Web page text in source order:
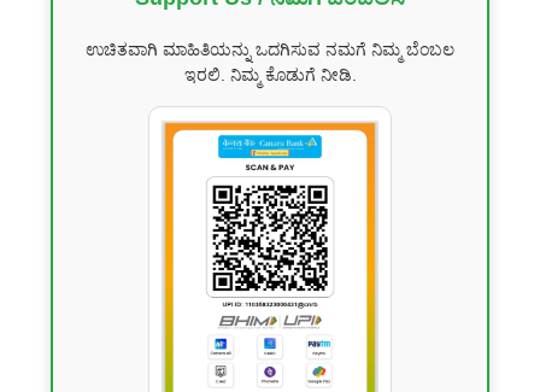
ಉಚಿತವಾಗಿ ಮಾಹಿತಿಯನ್ನು ಒದಗಿಸುವ ನಮಗೆ ನಿಮ್ಮ ಬೆಂಬಲ
ಇರಲಿ. ನಿಮ್ಮ ಕೊಡುಗೆ ನೀಡಿ.